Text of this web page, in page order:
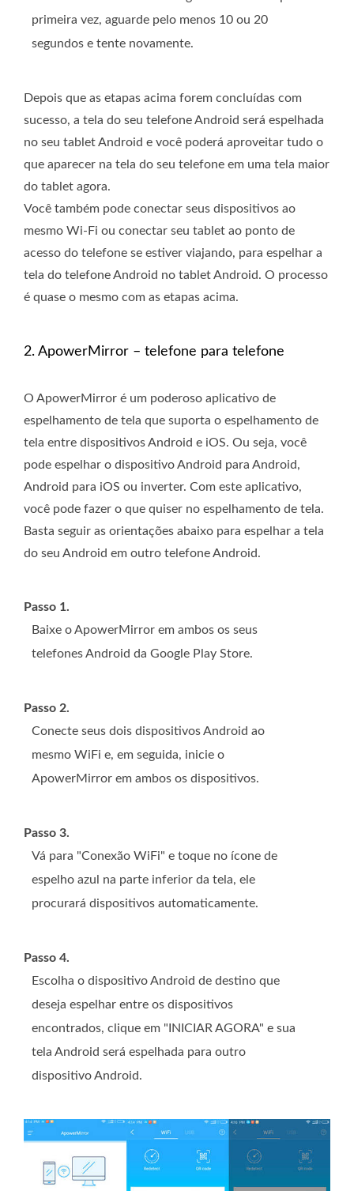
primeira vez, aguarde pelo menos 10 ou 20
segundos e tente novamente.
Depois que as etapas acima forem concluídas com
sucesso, a tela do seu telefone Android será espelhada
no seu tablet Android e você poderá aproveitar tudo o
que aparecer na tela do seu telefone em uma tela maior
do tablet agora.
Você também pode conectar seus dispositivos ao
mesmo Wi-Fi ou conectar seu tablet ao ponto de
acesso do telefone se estiver viajando, para espelhar a
tela do telefone Android no tablet Android. O processo
é quase o mesmo com as etapas acima.
2. ApowerMirror – telefone para telefone
O ApowerMirror é um poderoso aplicativo de
espelhamento de tela que suporta o espelhamento de
tela entre dispositivos Android e iOS. Ou seja, você
pode espelhar o dispositivo Android para Android,
Android para iOS ou inverter. Com este aplicativo,
você pode fazer o que quiser no espelhamento de tela.
Basta seguir as orientações abaixo para espelhar a tela
do seu Android em outro telefone Android.
Passo 1.
Baixe o ApowerMirror em ambos os seus
telefones Android da Google Play Store.
Passo 2.
Conecte seus dois dispositivos Android ao
mesmo WiFi e, em seguida, inicie o
ApowerMirror em ambos os dispositivos.
Passo 3.
Vá para "Conexão WiFi" e toque no ícone de
espelho azul na parte inferior da tela, ele
procurará dispositivos automaticamente.
Passo 4.
Escolha o dispositivo Android de destino que
deseja espelhar entre os dispositivos
encontrados, clique em "INICIAR AGORA" e sua
tela Android será espelhada para outro
dispositivo Android.